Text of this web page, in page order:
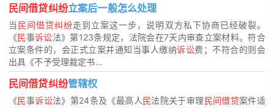
民间借贷纠纷立案后一般怎么处理
当民间借贷纠纷走到立案这一步，说明双方私下协商已经破裂。
《民事诉讼法》第123条规定，法院会在7天内审查立案材料。符合
立案条件的，会正式立案并通知当事人缴纳诉讼费；不符合的则会
出具《不予受理裁定书...
民间借贷纠纷管辖权
《民事诉讼法》第24条及《最高人民法院关于审理民间借贷案件适